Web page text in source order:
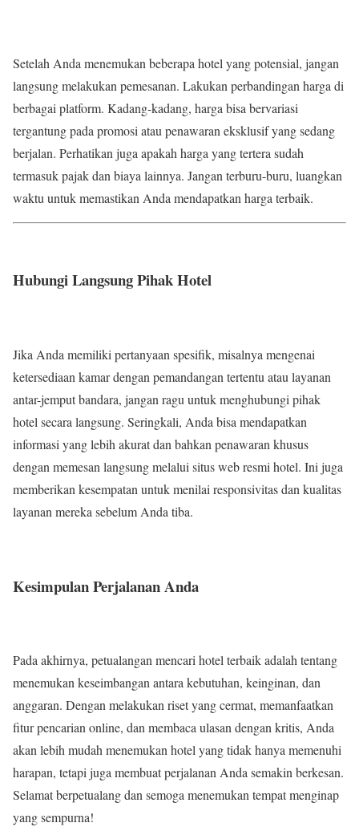
Setelah Anda menemukan beberapa hotel yang potensial, jangan
langsung melakukan pemesanan. Lakukan perbandingan harga di
berbagai platform. Kadang-kadang, harga bisa bervariasi
tergantung pada promosi atau penawaran eksklusif yang sedang
berjalan. Perhatikan juga apakah harga yang tertera sudah
termasuk pajak dan biaya lainnya. Jangan terburu-buru, luangkan
waktu untuk memastikan Anda mendapatkan harga terbaik.
Hubungi Langsung Pihak Hotel
Jika Anda memiliki pertanyaan spesifik, misalnya mengenai
ketersediaan kamar dengan pemandangan tertentu atau layanan
antar-jemput bandara, jangan ragu untuk menghubungi pihak
hotel secara langsung. Seringkali, Anda bisa mendapatkan
informasi yang lebih akurat dan bahkan penawaran khusus
dengan memesan langsung melalui situs web resmi hotel. Ini juga
memberikan kesempatan untuk menilai responsivitas dan kualitas
layanan mereka sebelum Anda tiba.
Kesimpulan Perjalanan Anda
Pada akhirnya, petualangan mencari hotel terbaik adalah tentang
menemukan keseimbangan antara kebutuhan, keinginan, dan
anggaran. Dengan melakukan riset yang cermat, memanfaatkan
fitur pencarian online, dan membaca ulasan dengan kritis, Anda
akan lebih mudah menemukan hotel yang tidak hanya memenuhi
harapan, tetapi juga membuat perjalanan Anda semakin berkesan.
Selamat berpetualang dan semoga menemukan tempat menginap
yang sempurna!